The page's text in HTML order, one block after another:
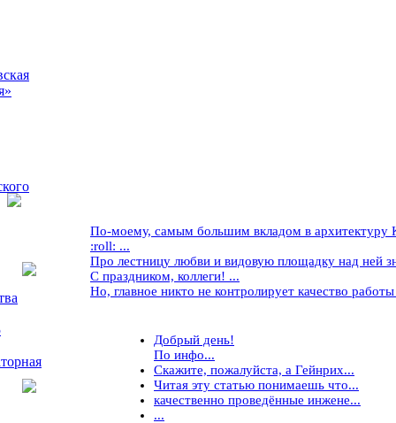
По-моему, самым большим вкладом в архитектуру
:roll: ...
Про лестницу любви и видовую площадку над ней
С праздником, коллеги! ...
Но, главное никто не контролирует качество
Добрый день!
По инфо...
Скажите, пожалуйста, а Гейнрих...
Читая эту статью понимаешь что...
качественно проведённые инжене...
...